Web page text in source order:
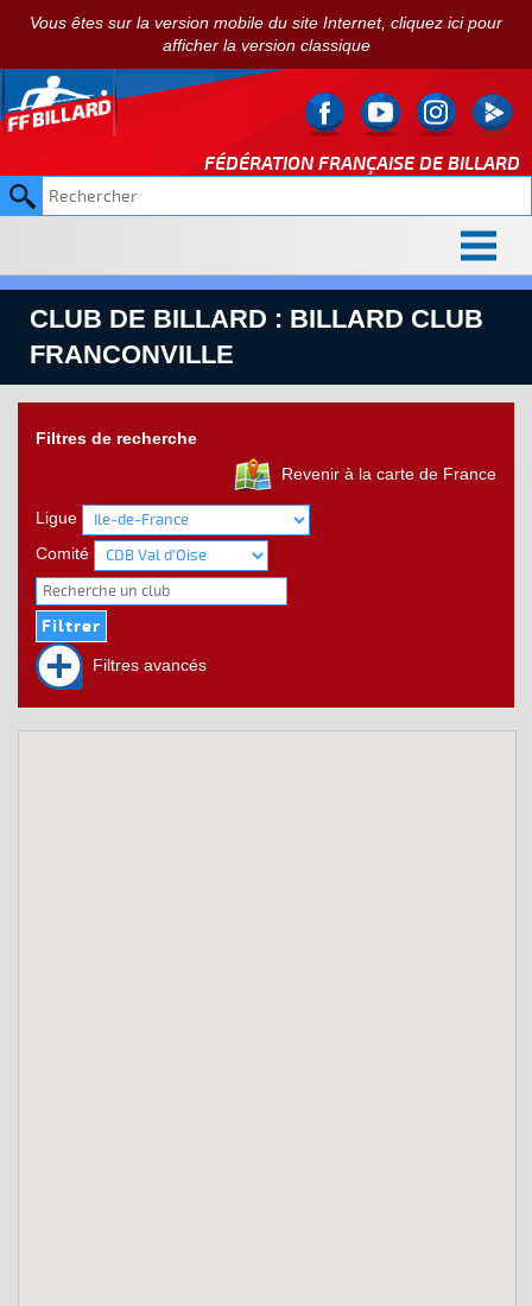
Vous êtes sur la version mobile du site Internet, cliquez ici pour
afficher la version classique
FÉDÉRATION FRANÇAISE DE BILLARD
CLUB DE BILLARD : BILLARD CLUB
FRANCONVILLE
Filtres de recherche
Revenir à la carte de France
Ligue
Comité
Filtres avancés